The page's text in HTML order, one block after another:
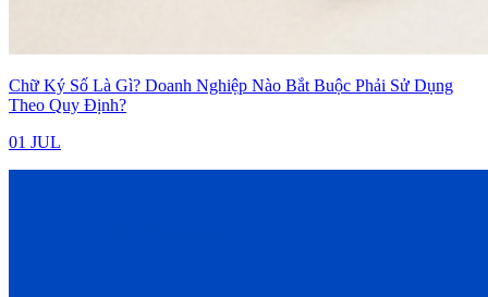
Chữ Ký Số Là Gì? Doanh Nghiệp Nào Bắt Buộc Phải Sử Dụng
Theo Quy Định?
01 JUL